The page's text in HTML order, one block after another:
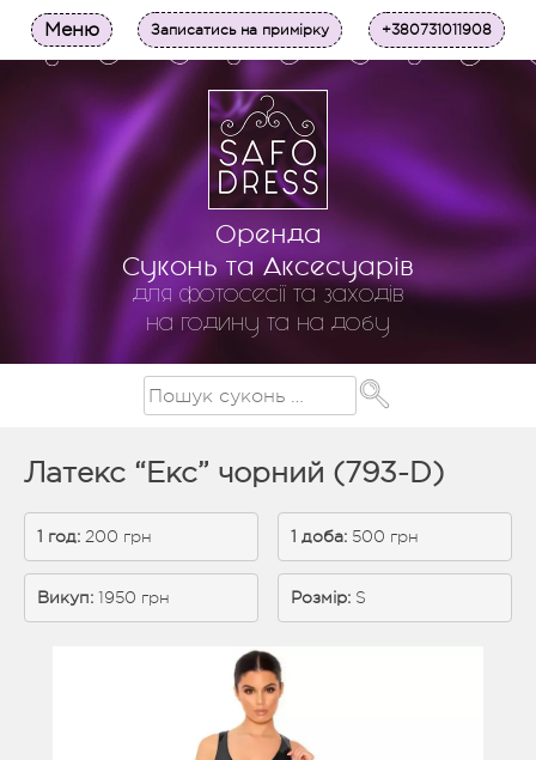
Оренда
Суконь та Аксесуарів
для фотосесії та заходів
на годину та на добу
Меню Записатись на примірку +380731011908
Латекс “Екс” чорний (793-D)
1 год: 200 грн 1 доба: 500 грн
Викуп: 1950 грн Розмір: S